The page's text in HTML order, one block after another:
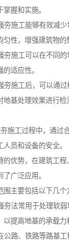
握和实施。
夯施工能够有效减
性，增强建筑物的
夯施工可以在不同
适应性。
夯施工后，可以通
地基处理效果进行检
施工过程中，通过
员和设备的安全。
的优势，在建筑工程
广泛应用。
主要包括以下几个
夯法常用于处理软
提高地基的承载力
公路、铁路等路基工